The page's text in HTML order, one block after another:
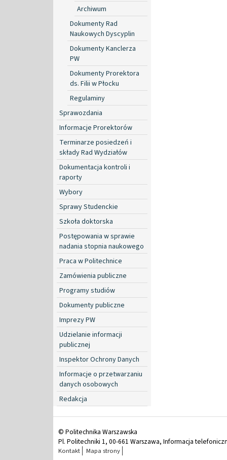
Archiwum
Dokumenty Rad
Naukowych Dyscyplin
Dokumenty Kanclerza
PW
Dokumenty Prorektora
ds. Filii w Płocku
Regulaminy
Sprawozdania
Informacje Prorektorów
Terminarze posiedzeń i
składy Rad Wydziałów
Dokumentacja kontroli i
raporty
Wybory
Sprawy Studenckie
Szkoła doktorska
Postępowania w sprawie
nadania stopnia naukowego
Praca w Politechnice
Zamówienia publiczne
Programy studiów
Dokumenty publiczne
Imprezy PW
Udzielanie informacji
publicznej
Inspektor Ochrony Danych
Informacje o przetwarzaniu
danych osobowych
Redakcja
© Politechnika Warszawska
Pl. Politechniki 1, 00-661 Warszawa, Informacja
Kontakt Mapa strony